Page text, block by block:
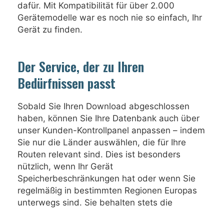
dafür. Mit Kompatibilität für über 2.000
Gerätemodelle war es noch nie so einfach, Ihr
Gerät zu finden.
Der Service, der zu Ihren
Bedürfnissen passt
Sobald Sie Ihren Download abgeschlossen
haben, können Sie Ihre Datenbank auch über
unser Kunden-Kontrollpanel anpassen – indem
Sie nur die Länder auswählen, die für Ihre
Routen relevant sind. Dies ist besonders
nützlich, wenn Ihr Gerät
Speicherbeschränkungen hat oder wenn Sie
regelmäßig in bestimmten Regionen Europas
unterwegs sind. Sie behalten stets die